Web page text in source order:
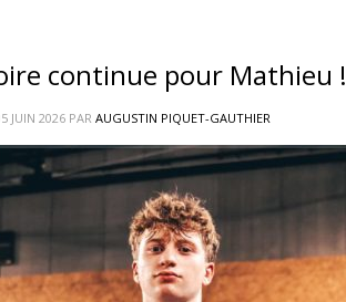
continue pour Mathieu !
JUIN 2026 PAR AUGUSTIN PIQUET-GAUTHIER